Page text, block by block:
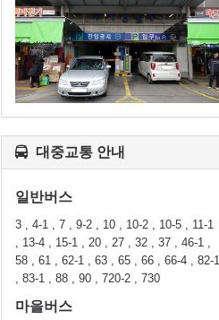
대중교통 안내
일반버스
3 , 4-1 , 7 , 9-2 , 10 , 10-2 , 10-5 , 11-1
, 13-4 , 15-1 , 20 , 27 , 32 , 37 , 46-1 ,
58 , 61 , 62-1 , 63 , 65 , 66 , 66-4 , 82-1
, 83-1 , 88 , 90 , 720-2 , 730
마을버스